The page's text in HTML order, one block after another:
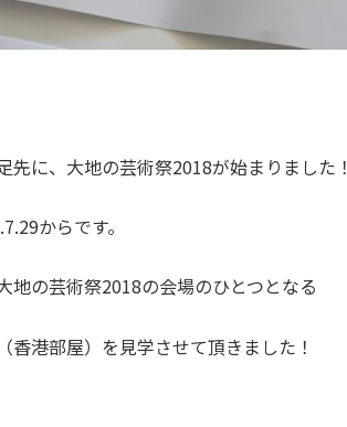
先に、大地の芸術祭2018が始まりました！
からです。
地の芸術祭2018の会場のひとつとなる
香港部屋）を見学させて頂きました！